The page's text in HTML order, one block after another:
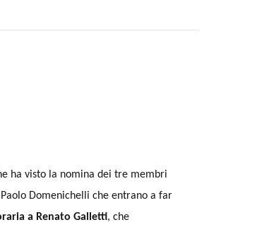
ha visto la nomina dei tre membri
Domenichelli che entrano a far
a Renato Galletti, che